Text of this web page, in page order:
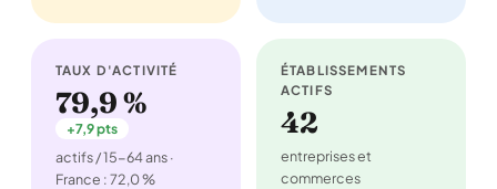
TAUX D'ACTIVITÉ
79,9 %
+7,9 pts
actifs / 15-64 ans ·
France : 72,0 %
ÉTABLISSEMENTS
ACTIFS
42
entreprises et
commerces